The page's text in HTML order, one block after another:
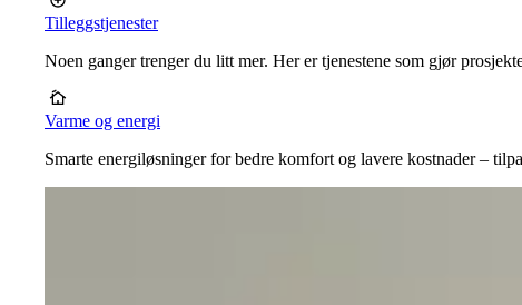
Tilleggstjenester
Noen ganger trenger du litt mer. Her er tjenestene som gjør
Varme og energi
Smarte energiløsninger for bedre komfort og lavere kostnader –